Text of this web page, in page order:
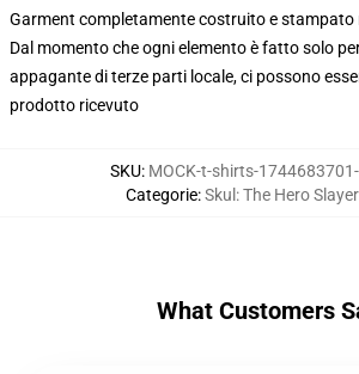
Garment completamente costruito e stampato
Dal momento che ogni elemento è fatto solo
appagante di terze parti locale, ci possono
prodotto ricevuto
SKU: MOCK-t-shirts-1744683701-
Categorie:Skul: The Hero
What Customers